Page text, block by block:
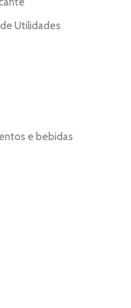
Utilidades
e bebidas